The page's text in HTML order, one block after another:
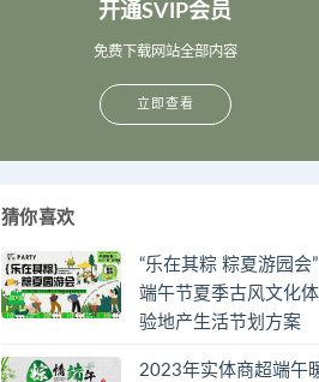
开通SVIP会员
免费下载网站全部内容
立即查看
猜你喜欢
“乐在其粽 粽夏游园会”
端午节夏季古风文化体
验地产生活节划方案
2023年实体商超端午